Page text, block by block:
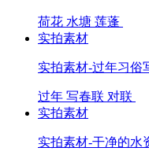
荷花 水塘 莲蓬
实拍素材
实拍素材-过年习俗
过年 写春联 对联
实拍素材
实拍素材-干净的水